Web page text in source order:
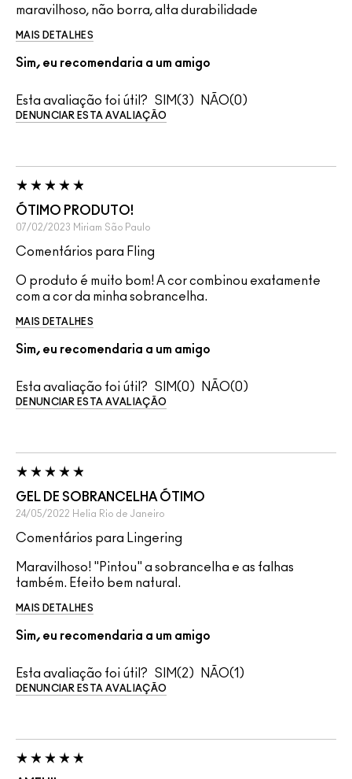
maravilhoso, não borra, alta durabilidade
MAIS DETALHES
Sim, eu recomendaria a um amigo
Esta avaliação foi útil? 3 0
DENUNCIAR ESTA AVALIAÇÃO
ÓTIMO PRODUTO!
07/02/2023 Miriam São Paulo
Comentários para Fling
O produto é muito bom! A cor combinou exatamente
com a cor da minha sobrancelha.
MAIS DETALHES
Sim, eu recomendaria a um amigo
Esta avaliação foi útil? 0 0
DENUNCIAR ESTA AVALIAÇÃO
GEL DE SOBRANCELHA ÓTIMO
24/05/2022 Helia Rio de Janeiro
Comentários para Lingering
Maravilhoso! "Pintou" a sobrancelha e as falhas
também. Efeito bem natural.
MAIS DETALHES
Sim, eu recomendaria a um amigo
Esta avaliação foi útil? 2 1
DENUNCIAR ESTA AVALIAÇÃO